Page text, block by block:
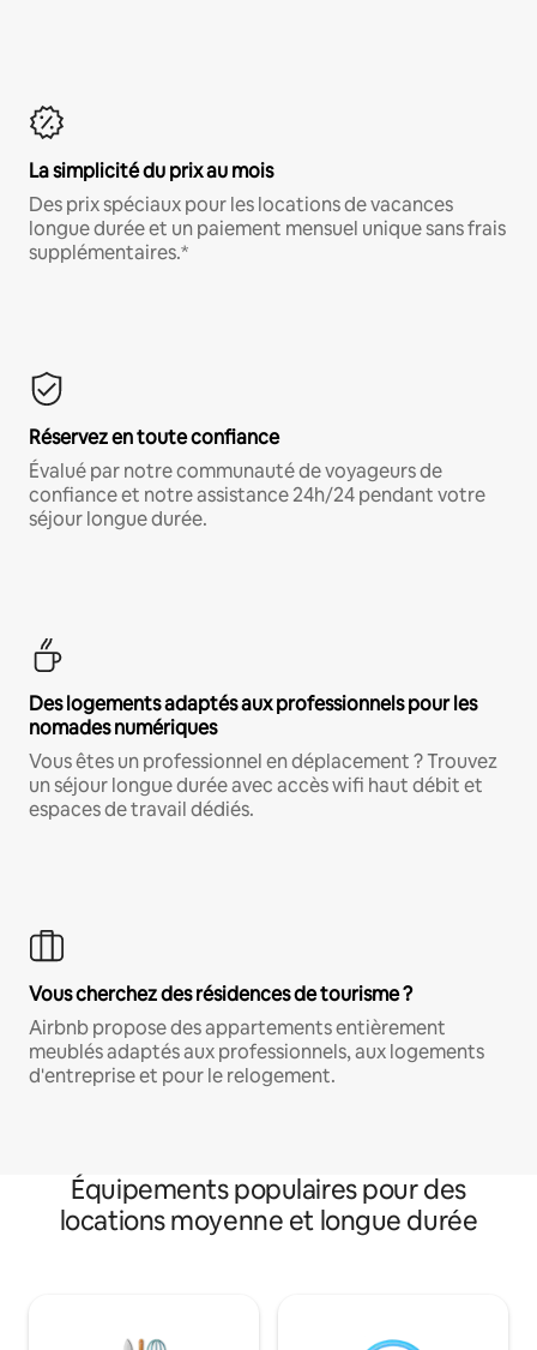
La simplicité du prix au mois
Des prix spéciaux pour les locations de vacances
longue durée et un paiement mensuel unique sans frais
supplémentaires.*
Réservez en toute confiance
Évalué par notre communauté de voyageurs de
confiance et notre assistance 24h/24 pendant votre
séjour longue durée.
Des logements adaptés aux professionnels pour les
nomades numériques
Vous êtes un professionnel en déplacement ? Trouvez
un séjour longue durée avec accès wifi haut débit et
espaces de travail dédiés.
Vous cherchez des résidences de tourisme ?
Airbnb propose des appartements entièrement
meublés adaptés aux professionnels, aux logements
d'entreprise et pour le relogement.
Équipements populaires pour des
locations moyenne et longue durée